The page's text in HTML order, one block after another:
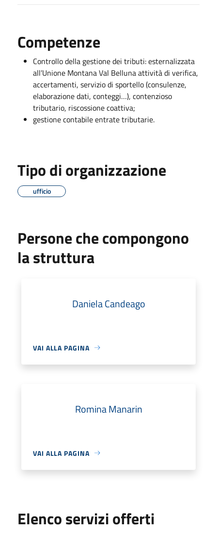
Competenze
Controllo della gestione dei tributi: esternalizzata
all’Unione Montana Val Belluna attività di verifica,
accertamenti, servizio di sportello (consulenze,
elaborazione dati, conteggi…), contenzioso
tributario, riscossione coattiva;
gestione contabile entrate tributarie.
Tipo di organizzazione
ufficio
Persone che compongono
la struttura
Daniela Candeago
VAI ALLA PAGINA
Romina Manarin
VAI ALLA PAGINA
Elenco servizi offerti